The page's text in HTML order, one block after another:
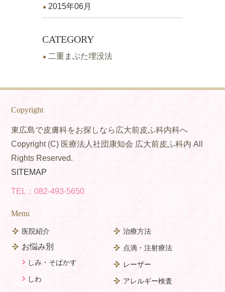
2015年06月
CATEGORY
二重まぶた埋没法
Copyright
東広島で皮膚科をお探しなら広大前皮ふ科内科へ
Copyright (C) 医療法人社団康知会 広大前皮ふ科内 All
Rights Reserved.
SITEMAP
TEL：082-493-5650
Menu
医院紹介
お悩み別
しみ・そばかす
しわ
治療方法
点滴・注射療法
レーザー
アレルギー検査